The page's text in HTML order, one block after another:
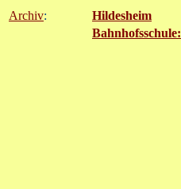
Archiv:
Hildesheim
Bahnhofsschule: